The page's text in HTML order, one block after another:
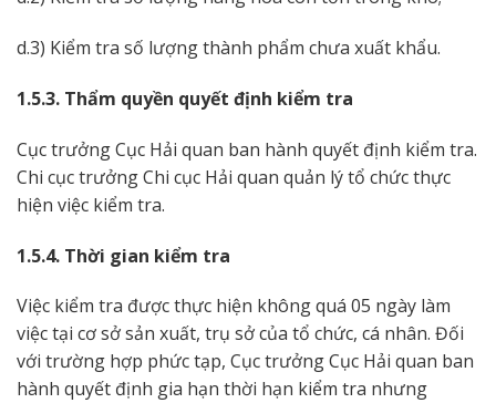
d.3) Kiểm tra số lượng thành phẩm chưa xuất khẩu.
1.5.3. Thẩm quyền quyết định kiểm tra
Cục trưởng Cục Hải quan ban hành quyết định kiểm tra.
Chi cục trưởng Chi cục Hải quan quản lý tổ chức thực
hiện việc kiểm tra.
1.5.4. Thời gian kiểm tra
Việc kiểm tra được thực hiện không quá 05 ngày làm
việc tại cơ sở sản xuất, trụ sở của tổ chức, cá nhân. Đối
với trường hợp phức tạp, Cục trưởng Cục Hải quan ban
hành quyết định gia hạn thời hạn kiểm tra nhưng